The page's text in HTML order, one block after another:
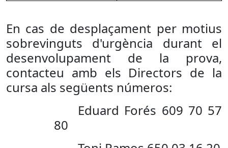
En cas de desplaçament per motius
sobrevinguts d'urgència durant el
desenvolupament de la prova,
contacteu amb els Directors de la
cursa als següents números:
Eduard Forés 609 70 57
80